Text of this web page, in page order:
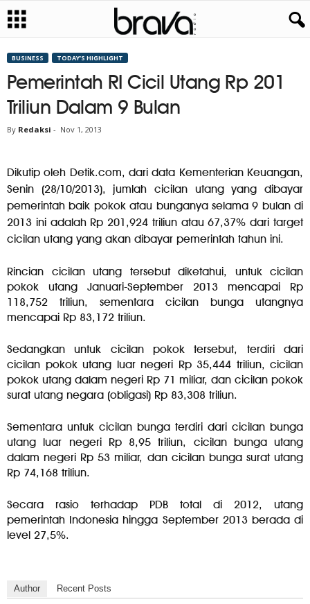
BUSINESS TODAY’S HIGHLIGHT
Pemerintah RI Cicil Utang Rp 201
Triliun Dalam 9 Bulan
By Redaksi - Nov 1, 2013
Dikutip oleh Detik.com, dari data Kementerian Keuangan,
Senin (28/10/2013), jumlah cicilan utang yang dibayar
pemerintah baik pokok atau bunganya selama 9 bulan di
2013 ini adalah Rp 201,924 triliun atau 67,37% dari target
cicilan utang yang akan dibayar pemerintah tahun ini.
Rincian cicilan utang tersebut diketahui, untuk cicilan
pokok utang Januari-September 2013 mencapai Rp
118,752 triliun, sementara cicilan bunga utangnya
mencapai Rp 83,172 triliun.
Sedangkan untuk cicilan pokok tersebut, terdiri dari
cicilan pokok utang luar negeri Rp 35,444 triliun, cicilan
pokok utang dalam negeri Rp 71 miliar, dan cicilan pokok
surat utang negara (obligasi) Rp 83,308 triliun.
Sementara untuk cicilan bunga terdiri dari cicilan bunga
utang luar negeri Rp 8,95 triliun, cicilan bunga utang
dalam negeri Rp 53 miliar, dan cicilan bunga surat utang
Rp 74,168 triliun.
Secara rasio terhadap PDB total di 2012, utang
pemerintah Indonesia hingga September 2013 berada di
level 27,5%.
Author Recent Posts